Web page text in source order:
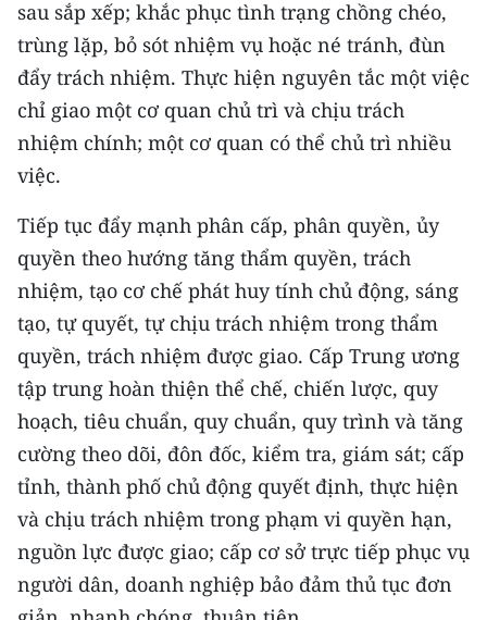
sau sắp xếp; khắc phục tình trạng chồng chéo,
trùng lặp, bỏ sót nhiệm vụ hoặc né tránh, đùn
đẩy trách nhiệm. Thực hiện nguyên tắc một việc
chỉ giao một cơ quan chủ trì và chịu trách
nhiệm chính; một cơ quan có thể chủ trì nhiều
việc.
Tiếp tục đẩy mạnh phân cấp, phân quyền, ủy
quyền theo hướng tăng thẩm quyền, trách
nhiệm, tạo cơ chế phát huy tính chủ động, sáng
tạo, tự quyết, tự chịu trách nhiệm trong thẩm
quyền, trách nhiệm được giao. Cấp Trung ương
tập trung hoàn thiện thể chế, chiến lược, quy
hoạch, tiêu chuẩn, quy chuẩn, quy trình và tăng
cường theo dõi, đôn đốc, kiểm tra, giám sát; cấp
tỉnh, thành phố chủ động quyết định, thực hiện
và chịu trách nhiệm trong phạm vi quyền hạn,
nguồn lực được giao; cấp cơ sở trực tiếp phục vụ
người dân, doanh nghiệp bảo đảm thủ tục đơn